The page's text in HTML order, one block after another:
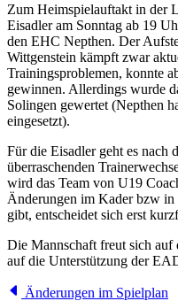
Zum Heimspielauftakt in der
Eisadler am Sonntag ab 19
den EHC Nepthen. Der
Wittgenstein kämpft zwar
Trainingsproblemen, konnte
gewinnen. Allerdings wurde
Solingen gewertet (Nepthen
eingesetzt).
Für die Eisadler geht es nach
überraschenden
wird das Team von U19
Änderungen im Kader bzw in
gibt, entscheidet sich erst
Die Mannschaft freut sich
auf die Unterstützung der
Änderungen im Spielplan